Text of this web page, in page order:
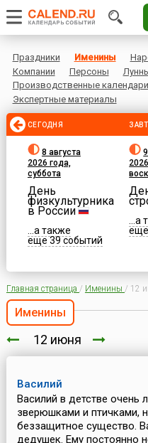
Праздники Именины
Компании
Персоны
Производственные календари
Экспертные материалы
СЕГОДНЯ
8 августа
2026 года,
суббота
День
физкультурника
в России
...а также
еще 39 событий
Главная страница / Именины / 12
Именины
12 июня
Василий
Василий в детстве очень
зверюшками и птичками,
беззащитное существо.
дедушек. Ему постоянно